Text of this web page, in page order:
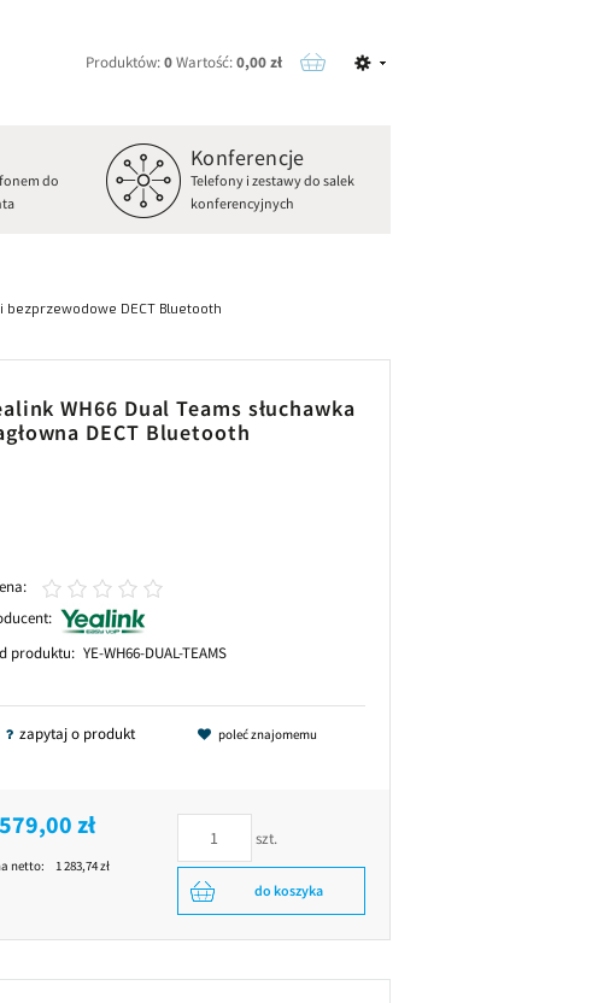
Produktów:0Wartość:0,00 zł
do
Konferencje
Telefony i zestawy do salek
konferencyjnych
bezprzewodowe DECT Bluetooth
WH66 Dual Teams słuchawka
DECT Bluetooth
produktu: YE-WH66-DUAL-TEAMS
zapytaj o produkt poleć znajomemu
zł
netto: 1 283,74 zł
szt.
do koszyka